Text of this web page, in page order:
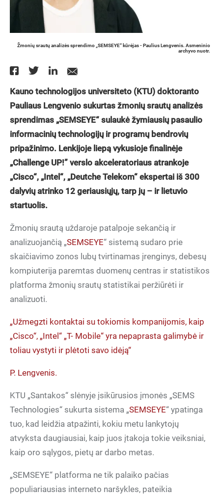
Žmonių srautų analizės sprendimo „SEMSEYE“ kūrėjas - Paulius Lengvenis. Asmeninio
archyvo nuotr.
Kauno technologijos universiteto (KTU) doktoranto
Pauliaus Lengvenio sukurtas žmonių srautų analizės
sprendimas „SEMSEYE“ sulaukė žymiausių pasaulio
informacinių technologijų ir programų bendrovių
pripažinimo. Lenkijoje liepą vykusioje finalinėje
„Challenge UP!” verslo akceleratoriaus atrankoje
„Cisco“, „Intel“, „Deutche Telekom“ ekspertai iš 300
dalyvių atrinko 12 geriausiųjų, tarp jų – ir lietuvio
startuolis.
Žmonių srautą uždaroje patalpoje sekančią ir
analizuojančią „SEMSEYE“ sistemą sudaro prie
skaičiavimo zonos lubų tvirtinamas įrenginys, debesų
kompiuterija paremtas duomenų centras ir statistikos
platforma žmonių srautų statistikai peržiūrėti ir
analizuoti.
„Užmegzti kontaktai su tokiomis kompanijomis, kaip
„Cisco“, „Intel“ „T- Mobile“ yra nepaprasta galimybė ir
toliau vystyti ir plėtoti savo idėją“
P. Lengvenis.
KTU „Santakos“ slėnyje įsikūrusios įmonės „SEMS
Technologies“ sukurta sistema „SEMSEYE“ ypatinga
tuo, kad leidžia atpažinti, kokiu metu lankytojų
atvyksta daugiausiai, kaip juos įtakoja tokie veiksniai,
kaip oro sąlygos, pietų ar darbo metas.
„SEMSEYE“ platforma ne tik palaiko pačias
populiariausias interneto naršykles, pateikia